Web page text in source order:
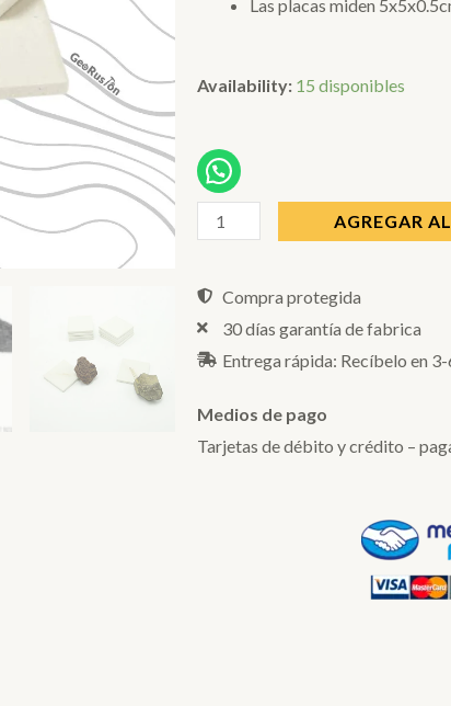
Las placas miden
Availability: 15 disponibles
Placa
porcelana
BLANCA
cantidad
AGREGAR
Compra protegida
30 días garantía de fabrica
Entrega rápida: Recíbelo en
Medios de pago
Tarjetas de débito y crédito –